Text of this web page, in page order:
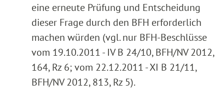
eine erneute Prüfung und Entscheidung
dieser Frage durch den BFH erforderlich
machen würden (vgl. nur BFH-Beschlüsse
vom 19.10.2011 - IV B 24/10, BFH/NV 2012,
164, Rz 6; vom 22.12.2011 - XI B 21/11,
BFH/NV 2012, 813, Rz 5).